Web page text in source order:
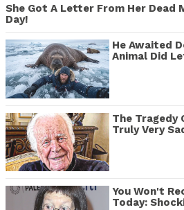
She Got A Letter From Her Dead
Day!
He Awaited
Animal Did
The Tragedy
Truly Very
You Won't
Today: